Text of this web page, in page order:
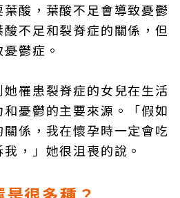
酸，葉酸不足會導致憂鬱
不足和裂脊症的關係，但
鬱症。
罹患裂脊症的女兒在生活
和憂鬱的主要來源。「假如
係，我在懷孕時一定會吃
，」她很沮喪的說。